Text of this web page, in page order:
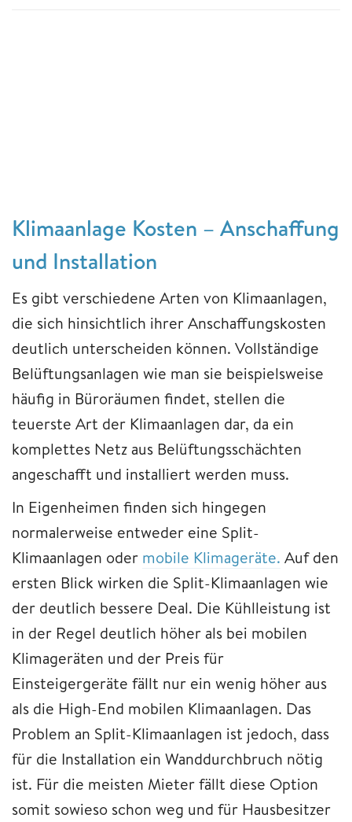
Klimaanlage Kosten – Anschaffung
und Installation
Es gibt verschiedene Arten von Klimaanlagen,
die sich hinsichtlich ihrer Anschaffungskosten
deutlich unterscheiden können. Vollständige
Belüftungsanlagen wie man sie beispielsweise
häufig in Büroräumen findet, stellen die
teuerste Art der Klimaanlagen dar, da ein
komplettes Netz aus Belüftungsschächten
angeschafft und installiert werden muss.
In Eigenheimen finden sich hingegen
normalerweise entweder eine Split-
Klimaanlagen oder mobile Klimageräte. Auf den
ersten Blick wirken die Split-Klimaanlagen wie
der deutlich bessere Deal. Die Kühlleistung ist
in der Regel deutlich höher als bei mobilen
Klimageräten und der Preis für
Einsteigergeräte fällt nur ein wenig höher aus
als die High-End mobilen Klimaanlagen. Das
Problem an Split-Klimaanlagen ist jedoch, dass
für die Installation ein Wanddurchbruch nötig
ist. Für die meisten Mieter fällt diese Option
somit sowieso schon weg und für Hausbesitzer